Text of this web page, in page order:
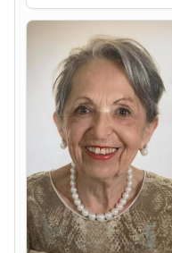
Maria Teresa Floris ved.
6 agosto 2026